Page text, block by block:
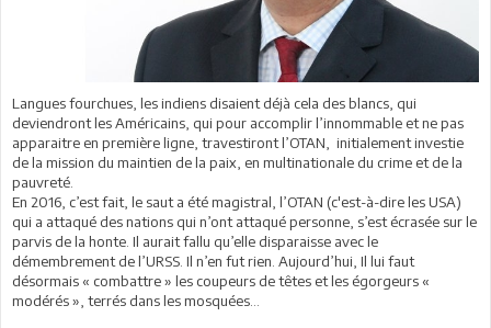
Langues fourchues, les indiens disaient déjà cela des blancs, qui
deviendront les Américains, qui pour accomplir l’innommable et ne pas
apparaitre en première ligne, travestiront l’OTAN, initialement investie
de la mission du maintien de la paix, en multinationale du crime et de la
pauvreté.
En 2016, c’est fait, le saut a été magistral, l’OTAN (c'est-à-dire les USA)
qui a attaqué des nations qui n’ont attaqué personne, s’est écrasée sur le
parvis de la honte. Il aurait fallu qu’elle disparaisse avec le
démembrement de l’URSS. Il n’en fut rien. Aujourd’hui, Il lui faut
désormais « combattre » les coupeurs de têtes et les égorgeurs «
modérés », terrés dans les mosquées...